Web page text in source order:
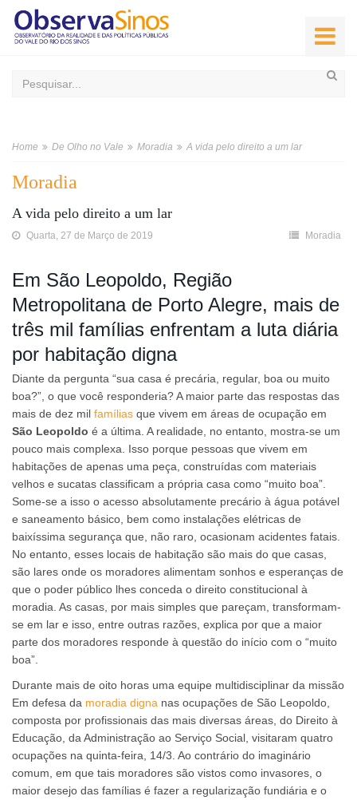
Home De Olho no Vale Moradia A vida pelo direito a um lar
Moradia
A vida pelo direito a um lar
Quarta, 27 de Março de 2019 Moradia
Em São Leopoldo, Região
Metropolitana de Porto Alegre, mais de
três mil famílias enfrentam a luta diária
por habitação digna
Diante da pergunta “sua casa é precária, regular, boa ou muito
boa?”, o que você responderia? A maior parte das respostas das
mais de dez mil famílias que vivem em áreas de ocupação em
São Leopoldo é a última. A realidade, no entanto, mostra-se um
pouco mais complexa. Isso porque pessoas que vivem em
habitações de apenas uma peça, construídas com materiais
velhos e sucatas classificam a própria casa como “muito boa”.
Some-se a isso o acesso absolutamente precário à água potável
e saneamento básico, bem como instalações elétricas de
baixíssima segurança que, não raro, ocasionam acidentes fatais.
No entanto, esses locais de habitação são mais do que casas,
são lares onde os moradores alimentam sonhos e esperanças de
que o poder público lhes conceda o direito constitucional à
moradia. As casas, por mais simples que pareçam, transformam-
se em lar e isso, entre outras razões, explica por que a maior
parte dos moradores responde à questão do início com o “muito
boa”.
Durante mais de oito horas uma equipe multidisciplinar da missão
Em defesa da moradia digna nas ocupações de São Leopoldo,
composta por profissionais das mais diversas áreas, do Direito à
Educação, da Administração ao Serviço Social, visitaram quatro
ocupações na quinta-feira, 14/3. Ao contrário do imaginário
comum, em que tais moradores são vistos como invasores, o
maior desejo das famílias é fazer a regularização fundiária e o